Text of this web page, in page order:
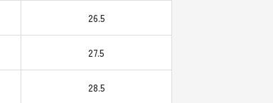
26.5
27.5
28.5